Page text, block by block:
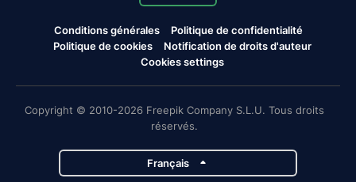
Conditions générales
Politique de confidentialité
Politique de cookies
Notification de droits d'auteur
Cookies settings
Copyright © 2010-2026 Freepik Company S.L.U. Tous droits
réservés.
Français